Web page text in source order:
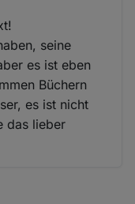
seine
es ist eben
Büchern
es ist nicht
das lieber